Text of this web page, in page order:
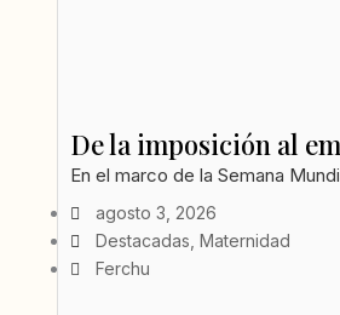
De la imposición al
En el marco de la Semana
agosto 3, 2026
Destacadas Maternidad
Ferchu